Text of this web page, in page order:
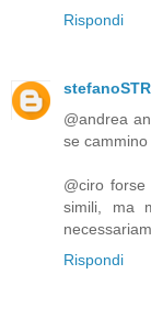
Rispondi
@andrea
se cammino
@ciro
simili, ma
Rispondi